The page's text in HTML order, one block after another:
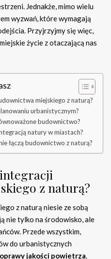
Jednakże, mimo wielu
wyzwań, które wymagają
Przyjrzyjmy się więc,
życie z otaczającą nas
miejskiego z naturą?
urbanistycznym?
budownictwo?
natury w miastach?
łączą budownictwo z naturą?
integracji
z naturą?
z naturą niesie ze sobą
nie tylko na środowisko, ale
Przede wszystkim,
do urbanistycznych
jakości powietrza.